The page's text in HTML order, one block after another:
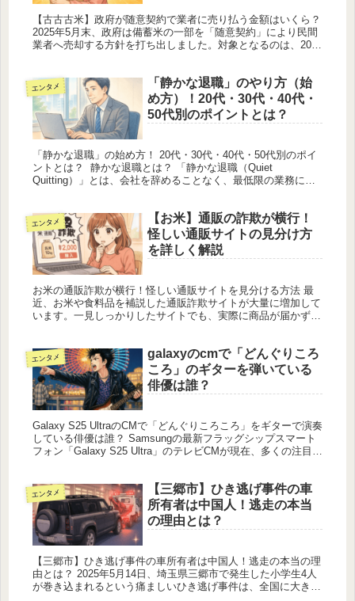
【古古古米】政府が随意契約で業者に売り払う金額はいくら？
2025年5月末、政府は備蓄米の一部を「随意契約」により民間
業者へ売却する方針を打ち出しました。対象となるのは、2021
エンタメ
「静かな退職」のやり方（始
め方）！20代・30代・40代・
50代別のポイントとは？
「静かな退職」の始め方！ 20代・30代・40代・50代別のポイ
ントとは？ 静かな退職とは？ 「静かな退職（Quiet
Quitting）」とは、会社を辞めることなく、最低限の業務にと
エンタメ
【お米】通販の詐欺が横行！
怪しい通販サイトの見分け方
を詳しく解説
お米の通販詐欺が横行！怪しい通販サイトを見分ける方法 最
近、お米や食料品を補説した通販詐欺サイトが大量に増加して
います。一見しっかりしたサイトでも、実際に商品が届かず、
エンタメ
galaxyのcmで「どんぐりころ
ころ」のギターを弾いている
俳優は誰？
Galaxy S25 UltraのCMで「どんぐりころころ」をギターで演奏
している俳優は誰？ Samsungの最新フラッグシップスマート
フォン「Galaxy S25 Ultra」のテレビCMが現在、多くの注目を
エンタメ
【三郷市】ひき逃げ事件の車
所有者は中国人！逃走の本当
の理由とは？
【三郷市】ひき逃げ事件の車所有者は中国人！逃走の本当の理
由とは？ 2025年5月14日、埼玉県三郷市で発生した小学生4人
が巻き込まれるという痛ましいひき逃げ事件は、全国に大きな